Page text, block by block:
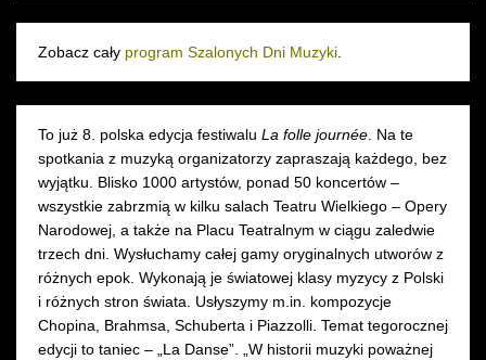
Zobacz cały program Szalonych Dni Muzyki.
To już 8. polska edycja festiwalu La folle journée. Na te
spotkania z muzyką organizatorzy zapraszają każdego, bez
wyjątku. Blisko 1000 artystów, ponad 50 koncertów –
wszystkie zabrzmią w kilku salach Teatru Wielkiego – Opery
Narodowej, a także na Placu Teatralnym w ciągu zaledwie
trzech dni. Wysłuchamy całej gamy oryginalnych utworów z
różnych epok. Wykonają je światowej klasy myzycy z Polski
i różnych stron świata. Usłyszymy m.in. kompozycje
Chopina, Brahmsa, Schuberta i Piazzolli. Temat tegorocznej
edycji to taniec – „La Danse”. „W historii muzyki poważnej